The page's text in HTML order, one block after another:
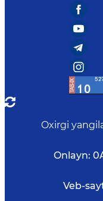
Oxirgi
Onlayn: 0
Veb-